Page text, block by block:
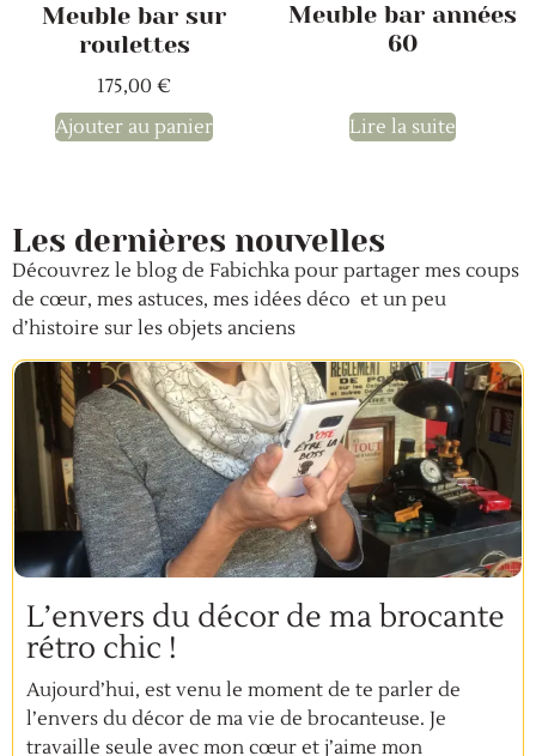
Meuble bar sur
roulettes
175,00 €
Ajouter au panier
Meuble bar années
60
Lire la suite
Les dernières nouvelles
Découvrez le blog de Fabichka pour partager mes coups
de cœur, mes astuces, mes idées déco et un peu
d’histoire sur les objets anciens
L’envers du décor de ma brocante
rétro chic !
Aujourd’hui, est venu le moment de te parler de
l’envers du décor de ma vie de brocanteuse. Je
travaille seule avec mon cœur et j’aime mon